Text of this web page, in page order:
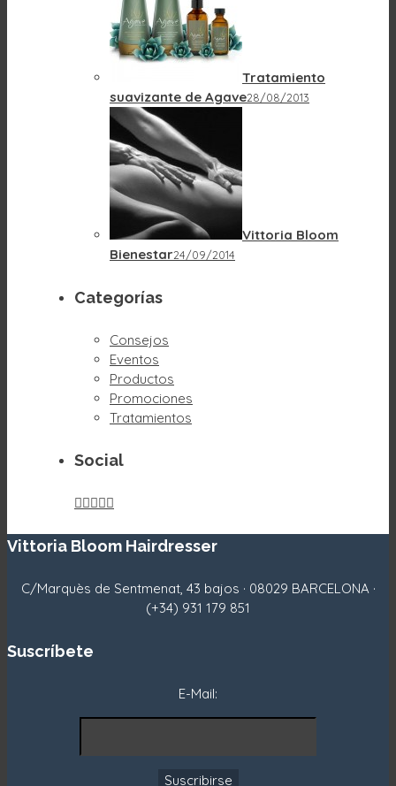
Tratamiento
suavizante de Agave28/08/2013
Vittoria Bloom
Bienestar24/09/2014
Categorías
Consejos
Eventos
Productos
Promociones
Tratamientos
Social

Vittoria Bloom Hairdresser
C/Marquès de Sentmenat, 43 bajos · 08029 BARCELONA ·
(+34) 931 179 851
Suscríbete
E-Mail: